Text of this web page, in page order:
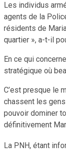
Les individus
agents de la
résidents de
quartier », a-t-il
En ce qui
stratégique où
C’est presque le
chassent les
pouvoir dominer
définitivement
La PNH, étant